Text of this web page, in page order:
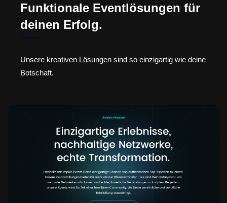
Funktionale Eventlösungen für
deinen Erfolg.
Unsere kreativen Lösungen sind so einzigartig wie deine
Botschaft.